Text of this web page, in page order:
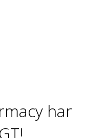
har